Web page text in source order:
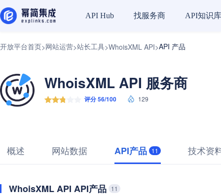
API Hub 找服务商 API知识库
开放平台首页>网站运营>站长工具>WhoisXML API>API 产品
WhoisXML API 服务商
评分 56/100 129
概述 网站数据 API产品 11 技术资
WhoisXML API API产品 11